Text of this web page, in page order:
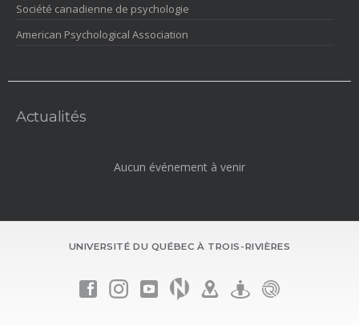
Société canadienne de psychologie
American Psychological Association
Actualités
Aucun événement à venir
UNIVERSITÉ DU QUÉBEC À TROIS-RIVIÈRES